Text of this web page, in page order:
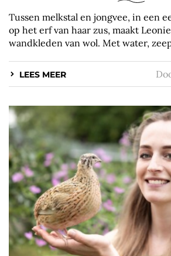
Tussen melkstal en jongvee, in een
op het erf van haar zus, maakt
wandkleden van wol. Met water,
LEES MEER